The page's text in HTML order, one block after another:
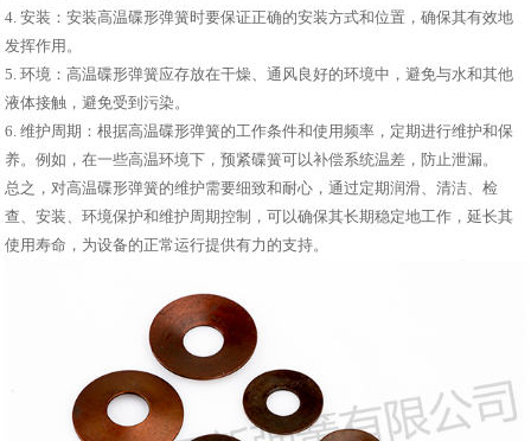
4. 安装：安装高温碟形弹簧时要保证正确的安装方式和位置，确保其有效地
发挥作用。
5. 环境：高温碟形弹簧应存放在干燥、通风良好的环境中，避免与水和其他
液体接触，避免受到污染。
6. 维护周期：根据高温碟形弹簧的工作条件和使用频率，定期进行维护和保
养。例如，在一些高温环境下，预紧碟簧可以补偿系统温差，防止泄漏。
总之，对高温碟形弹簧的维护需要细致和耐心，通过定期润滑、清洁、检
查、安装、环境保护和维护周期控制，可以确保其长期稳定地工作，延长其
使用寿命，为设备的正常运行提供有力的支持。